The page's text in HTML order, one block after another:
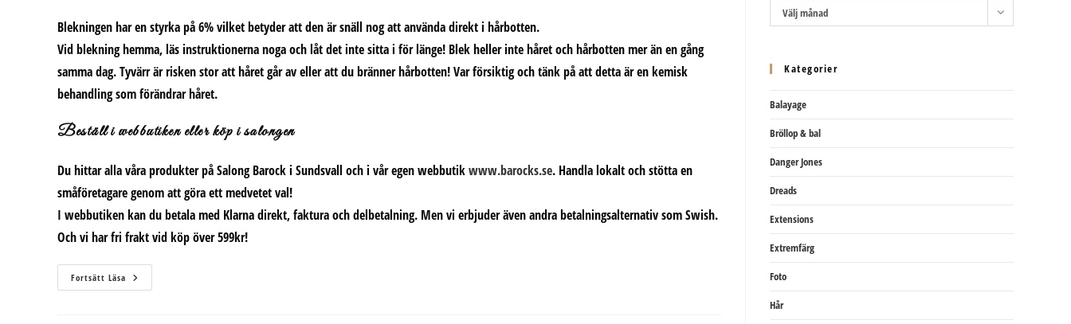
Blekningen har en styrka på 6% vilket betyder att den är snäll nog att använda direkt i hårbotten.
Vid blekning hemma, läs instruktionerna noga och låt det inte sitta i för länge! Blek heller inte håret och hårbotten mer än en gång
samma dag. Tyvärr är risken stor att håret går av eller att du bränner hårbotten! Var försiktig och tänk på att detta är en kemisk
behandling som förändrar håret.
Beställ i webbutiken eller köp i salongen
Du hittar alla våra produkter på Salong Barock i Sundsvall och i vår egen webbutikwww.barocks.se. Handla lokalt och stötta en
småföretagare genom att göra ett medvetet val!
I webbutiken kan du betala med Klarna direkt, faktura och delbetalning. Men vi erbjuder även andra betalningsalternativ som Swish.
Och vi har fri frakt vid köp över 599kr!
Fortsätt Läsa Nu
Säljer
ArkivVälj månad
Kategorier
Balayage
Bröllop & bal
Danger Jones
Dreads
Extensions
Extremfärg
Foto
Hår